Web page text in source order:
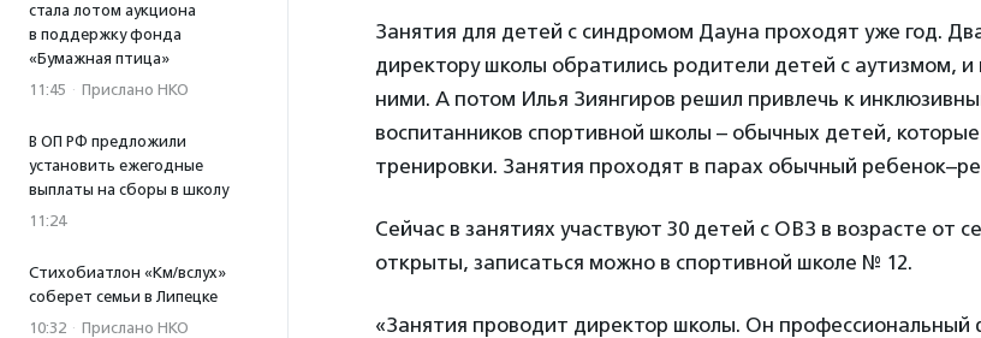
стала лотом аукциона
в поддержку фонда
«Бумажная птица»
11:45 · Прислано НКО
В ОП РФ предложили
установить ежегодные
выплаты на сборы в школу
11:24
Стихобиатлон «Км/вслух»
соберет семьи в Липецке
10:32 · Прислано НКО
Занятия для детей с синдромом Дауна проходят уже год.
директору школы обратились родители детей с аутизмом, и
ними. А потом Илья Зиянгиров решил привлечь к
воспитанников спортивной школы – обычных детей,
тренировки. Занятия проходят в парах обычный
Сейчас в занятиях участвуют 30 детей с ОВЗ в возрасте от
открыты, записаться можно в спортивной школе № 12.
«Занятия проводит директор школы. Он профессиональный